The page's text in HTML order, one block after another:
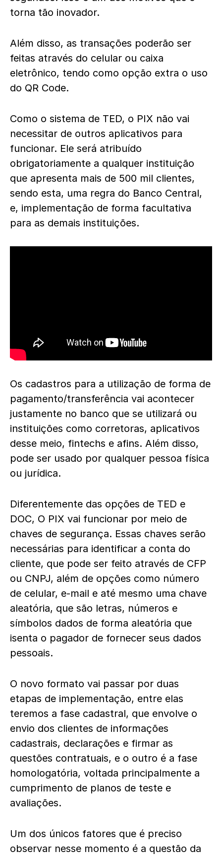
torna tão inovador.
Além disso, as transações poderão ser
feitas através do celular ou caixa
eletrônico, tendo como opção extra o uso
do QR Code.
Como o sistema de TED, o PIX não vai
necessitar de outros aplicativos para
funcionar. Ele será atribuído
obrigatoriamente a qualquer instituição
que apresenta mais de 500 mil clientes,
sendo esta, uma regra do Banco Central,
e, implementação de forma facultativa
para as demais instituições.
Os cadastros para a utilização de forma de
pagamento/transferência vai acontecer
justamente no banco que se utilizará ou
instituições como corretoras, aplicativos
desse meio, fintechs e afins. Além disso,
pode ser usado por qualquer pessoa física
ou jurídica.
Diferentemente das opções de TED e
DOC, O PIX vai funcionar por meio de
chaves de segurança. Essas chaves serão
necessárias para identificar a conta do
cliente, que pode ser feito através de CFP
ou CNPJ, além de opções como número
de celular, e-mail e até mesmo uma chave
aleatória, que são letras, números e
símbolos dados de forma aleatória que
isenta o pagador de fornecer seus dados
pessoais.
O novo formato vai passar por duas
etapas de implementação, entre elas
teremos a fase cadastral, que envolve o
envio dos clientes de informações
cadastrais, declarações e firmar as
questões contratuais, e o outro é a fase
homologatória, voltada principalmente a
cumprimento de planos de teste e
avaliações.
Um dos únicos fatores que é preciso
observar nesse momento é a questão da